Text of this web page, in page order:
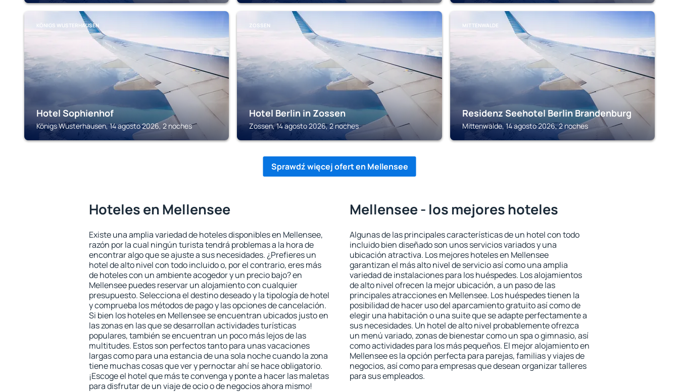
KÖNIGS WUSTERHAUSEN
Hotel Sophienhof
Königs Wusterhausen, 14 agosto 2026, 2 noches
ZOSSEN
Hotel Berlin in Zossen
Zossen, 14 agosto 2026, 2 noches
MITTENWALDE
Residenz Seehotel Berlin Brandenburg
Mittenwalde, 14 agosto 2026, 2 noches
Sprawdź więcej ofert en Mellensee
Hoteles en Mellensee
Existe una amplia variedad de hoteles disponibles en Mellensee,
razón por la cual ningún turista tendrá problemas a la hora de
encontrar algo que se ajuste a sus necesidades. ¿Prefieres un
hotel de alto nivel con todo incluido o, por el contrario, eres más
de hoteles con un ambiente acogedor y un precio bajo? en
Mellensee puedes reservar un alojamiento con cualquier
presupuesto. Selecciona el destino deseado y la tipología de hotel
y comprueba los métodos de pago y las opciones de cancelación.
Si bien los hoteles en Mellensee se encuentran ubicados justo en
las zonas en las que se desarrollan actividades turísticas
populares, también se encuentran un poco más lejos de las
multitudes. Estos son perfectos tanto para unas vacaciones
largas como para una estancia de una sola noche cuando la zona
tiene muchas cosas que ver y pernoctar ahí se hace obligatorio.
¡Escoge el hotel que más te convenga y ponte a hacer las maletas
para disfrutar de un viaje de ocio o de negocios ahora mismo!
Mellensee - los mejores hoteles
Algunas de las principales características de un hotel con todo
incluido bien diseñado son unos servicios variados y una
ubicación atractiva. Los mejores hoteles en Mellensee
garantizan el más alto nivel de servicio así como una amplia
variedad de instalaciones para los huéspedes. Los alojamientos
de alto nivel ofrecen la mejor ubicación, a un paso de las
principales atracciones en Mellensee. Los huéspedes tienen la
posibilidad de hacer uso del aparcamiento gratuito así como de
elegir una habitación o una suite que se adapte perfectamente a
sus necesidades. Un hotel de alto nivel probablemente ofrezca
un menú variado, zonas de bienestar como un spa o gimnasio, así
como actividades para los más pequeños. El mejor alojamiento en
Mellensee es la opción perfecta para parejas, familias y viajes de
negocios, así como para empresas que desean organizar talleres
para sus empleados.